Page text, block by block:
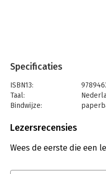
Specificaties
ISBN13:
Taal:
Bindwijze:
Uitgever:
Verschijningsdatum:
19-10-
Mens
Lezersrecensies
Wees de eerste die een